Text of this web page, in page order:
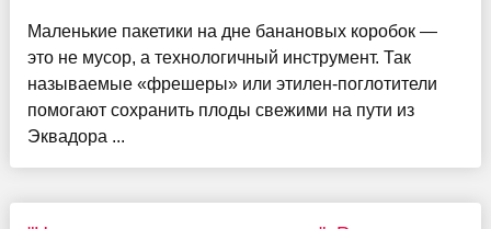
Маленькие пакетики на дне банановых коробок —
это не мусор, а технологичный инструмент. Так
называемые «фрешеры» или этилен-поглотители
помогают сохранить плоды свежими на пути из
Эквадора ...